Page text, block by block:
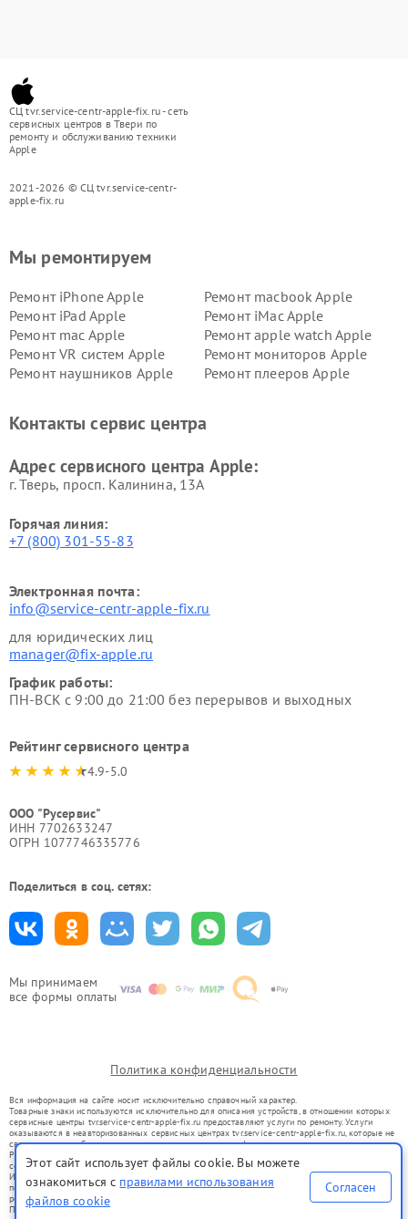
СЦ tvr.service-centr-apple-fix.ru - сеть
сервисных центров в Твери по
ремонту и обслуживанию техники
Apple
2021-2026 © СЦ tvr.service-centr-
apple-fix.ru
Мы принимаем
все формы оплаты
Мы ремонтируем
Ремонт iPhone Apple
Ремонт macbook Apple
Ремонт iPad Apple
Ремонт iMac Apple
Ремонт mac Apple
Ремонт apple watch Apple
Ремонт VR систем Apple
Ремонт мониторов Apple
Ремонт наушников Apple
Ремонт плееров Apple
Контакты сервис центра
Адрес сервисного центра Apple:
г. Тверь, просп. Калинина, 13А
Горячая линия:
+7 (800) 301-55-83
Электронная почта:
info@service-centr-apple-fix.ru
для юридических лиц
manager@fix-apple.ru
График работы:
ПН-ВСК с 9:00 до 21:00 без перерывов и выходных
Рейтинг сервисного центра
4.9-5.0
ООО "Русервис"
ИНН 7702633247
ОГРН 1077746335776
Поделиться в соц. сетях:
Политика конфиденциальности
Вся информация на сайте носит исключительно справочный характер.
Товарные знаки используются исключительно для описания устройств, в отношении которых
сервисные центры tvr.service-centr-apple-fix.ru предоставляют услуги по ремонту. Услуги
оказываются в неавторизованных сервисных центрах tvr.service-centr-apple-fix.ru, которые не
связаны с правообладателями товарных знаков или их официальными представителями.
Ремонт осуществляется для устройств, уже введенных в гражданский оборот в соответствии
со статьей 1487 ГК РФ.
Использование товарных знаков не преследует цели индивидуализации услуг или введения
потребителей в заблуждение, а служит для информирования о предоставляемых услугах по
ремонту техники указанных брендов.
Представленная на сайте информация не является публичной офертой, определяемой
Этот сайт использует файлы cookie. Вы можете
ознакомиться с правилами использования
файлов cookie
Согласен